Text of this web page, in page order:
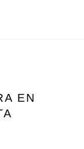
EN